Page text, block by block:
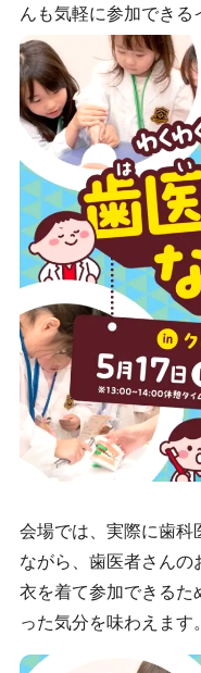
んも気軽に参加できる
会場では、実際に歯科
ながら、歯医者さんの
衣を着て参加できるた
った気分を味わえます。